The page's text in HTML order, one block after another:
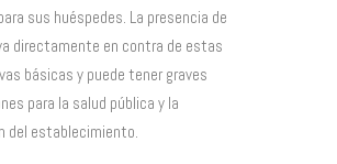
sus huéspedes. La presencia de
directamente en contra de estas
básicas y puede tener graves
para la salud pública y la
del establecimiento.